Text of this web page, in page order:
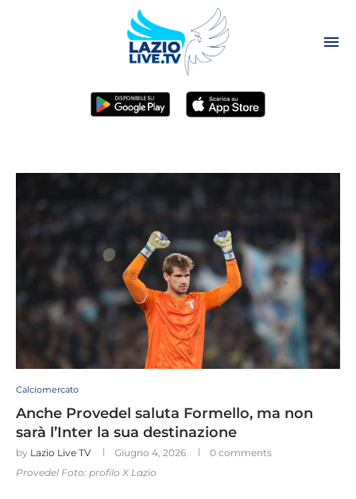
Calciomercato
Anche Provedel saluta Formello, ma non
sarà l’Inter la sua destinazione
by Lazio Live TV Giugno 4, 2026
0 comments
Provedel Foto: profilo X Lazio